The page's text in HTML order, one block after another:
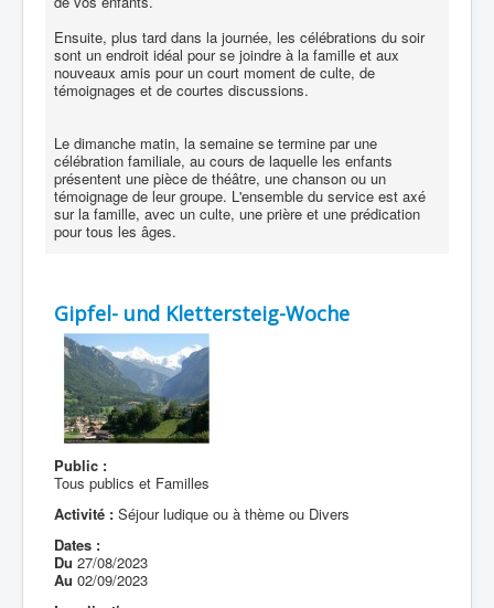
Ensuite, plus tard dans la journée, les célébrations du soir
sont un endroit idéal pour se joindre à la famille et aux
nouveaux amis pour un court moment de culte, de
témoignages et de courtes discussions.
Le dimanche matin, la semaine se termine par une
célébration familiale, au cours de laquelle les enfants
présentent une pièce de théâtre, une chanson ou un
témoignage de leur groupe. L'ensemble du service est axé
sur la famille, avec un culte, une prière et une prédication
pour tous les âges.
Gipfel- und Klettersteig-Woche
Public :
Tous publics et Familles
Activité : Séjour ludique ou à thème ou Divers
Dates :
Du 27/08/2023
Au 02/09/2023